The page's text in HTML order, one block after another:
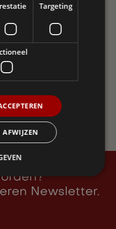
Social Media bei! Tausche
Gruppen und Ellio-Nutzern
Newsletter.
Targeting
AFWIJZEN